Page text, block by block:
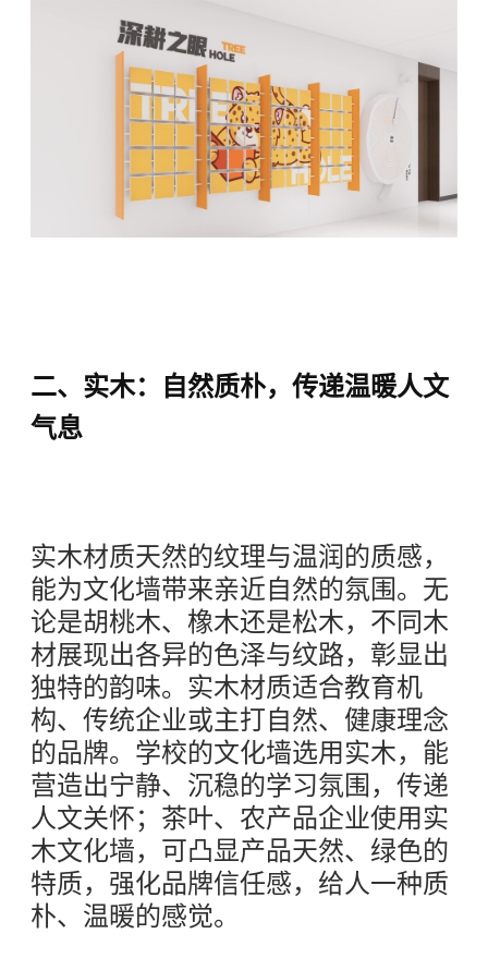
二、实木：自然质朴，传递温暖人文
气息
实木材质天然的纹理与温润的质感，
能为文化墙带来亲近自然的氛围。无
论是胡桃木、橡木还是松木，不同木
材展现出各异的色泽与纹路，彰显出
独特的韵味。实木材质适合教育机
构、传统企业或主打自然、健康理念
的品牌。学校的文化墙选用实木，能
营造出宁静、沉稳的学习氛围，传递
人文关怀；茶叶、农产品企业使用实
木文化墙，可凸显产品天然、绿色的
特质，强化品牌信任感，给人一种质
朴、温暖的感觉。